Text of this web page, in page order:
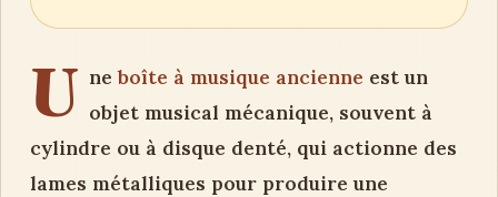
U neboîte à musique ancienne est un
objet musical mécanique, souvent à
cylindre ou à disque denté, qui actionne des
lames métalliques pour produire une